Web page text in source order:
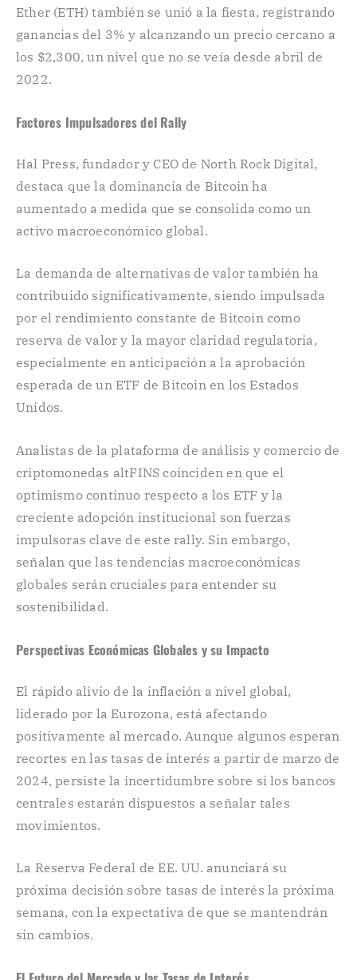
Ether (ETH) también se unió a la fiesta, registrando
ganancias del 3% y alcanzando un precio cercano a
los $2,300, un nivel que no se veía desde abril de
2022.
Factores Impulsadores del Rally
Hal Press, fundador y CEO de North Rock Digital,
destaca que la dominancia de Bitcoin ha
aumentado a medida que se consolida como un
activo macroeconómico global.
La demanda de alternativas de valor también ha
contribuido significativamente, siendo impulsada
por el rendimiento constante de Bitcoin como
reserva de valor y la mayor claridad regulatoria,
especialmente en anticipación a la aprobación
esperada de un ETF de Bitcoin en los Estados
Unidos.
Analistas de la plataforma de análisis y comercio de
criptomonedas altFINS coinciden en que el
optimismo continuo respecto a los ETF y la
creciente adopción institucional son fuerzas
impulsoras clave de este rally. Sin embargo,
señalan que las tendencias macroeconómicas
globales serán cruciales para entender su
sostenibilidad.
Perspectivas Económicas Globales y su Impacto
El rápido alivio de la inflación a nivel global,
liderado por la Eurozona, está afectando
positivamente al mercado. Aunque algunos esperan
recortes en las tasas de interés a partir de marzo de
2024, persiste la incertidumbre sobre si los bancos
centrales estarán dispuestos a señalar tales
movimientos.
La Reserva Federal de EE. UU. anunciará su
próxima decisión sobre tasas de interés la próxima
semana, con la expectativa de que se mantendrán
sin cambios.